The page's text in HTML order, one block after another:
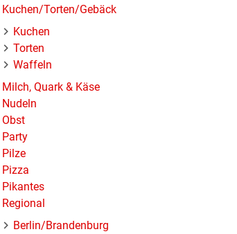
Kuchen/Torten/Gebäck
Kuchen
Torten
Waffeln
Milch, Quark & Käse
Nudeln
Obst
Party
Pilze
Pizza
Pikantes
Regional
Berlin/Brandenburg